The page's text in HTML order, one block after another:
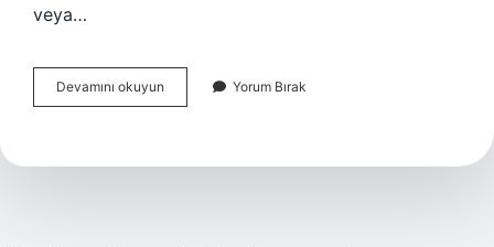
veya…
Devamını okuyun
Anlamı
Yorum Bırak